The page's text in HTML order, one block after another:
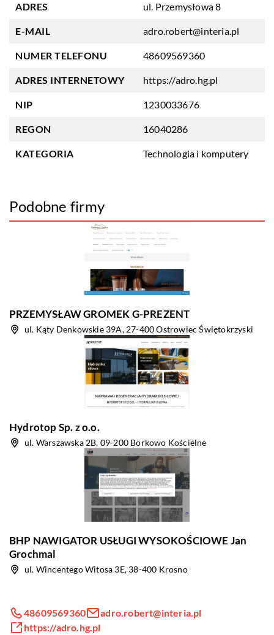
ADRES ul. Przemysłowa 8
E-MAIL adro.robert@interia.pl
NUMER TELEFONU 48609569360
ADRES INTERNETOWY https://adro.hg.pl
NIP 1230033676
REGON 16040286
KATEGORIA Technologia i komputery
Podobne firmy
PRZEMYSŁAW GROMEK G-PREZENT
ul. Kąty Denkowskie 39A, 27-400 Ostrowiec Świętokrzyski
Hydrotop Sp. z o.o.
ul. Warszawska 2B, 09-200 Borkowo Kościelne
BHP NAWIGATOR USŁUGI WYSOKOŚCIOWE Jan
Grochmal
ul. Wincentego Witosa 3E, 38-400 Krosno
48609569360
adro.robert@interia.pl
https://adro.hg.pl